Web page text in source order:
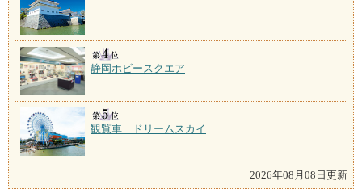
静岡ホビースクエア
観覧車 ドリームスカイ
2026年08月08日更新